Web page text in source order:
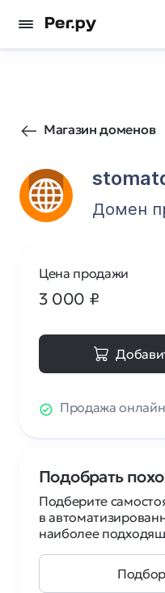
Магазин доменов
Домен
Цена продажи
3 000 ₽
Продажа онлайн
Подобрать
Подберите
в
наиболее